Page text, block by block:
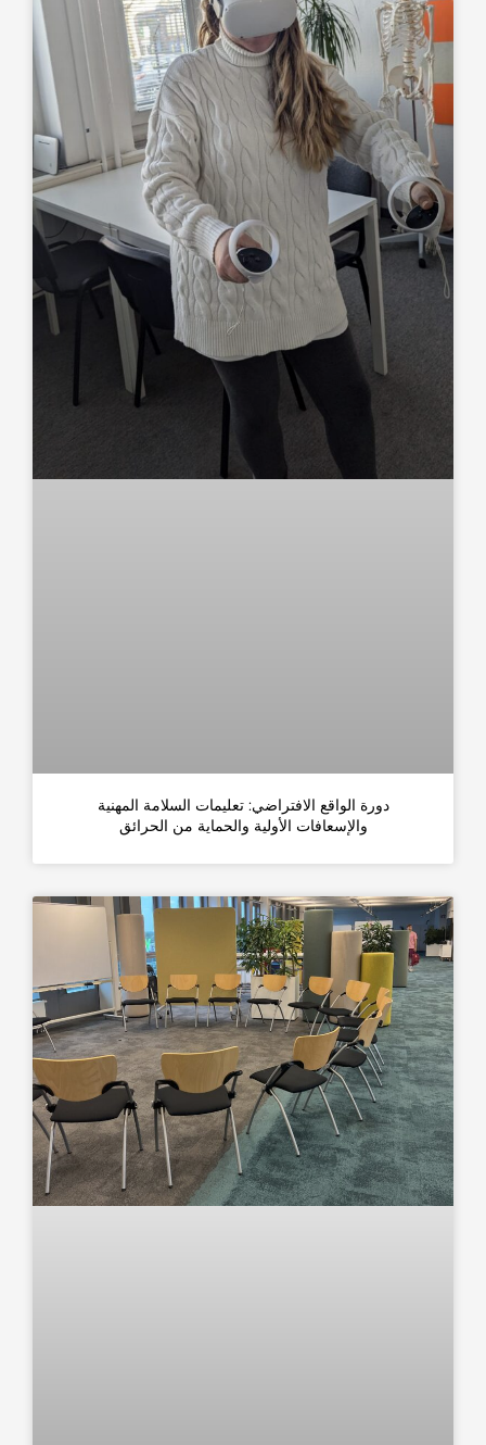
دورة الواقع الافتراضي: تعليمات السلامة المهنية
والإسعافات الأولية والحماية من الحرائق